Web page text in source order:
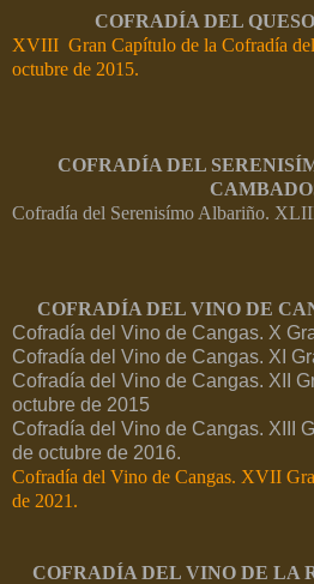
COFRADÍA DEL
XVIII Gran Capítulo de la Cofradía
octubre de 2015.
COFRADÍA DEL
Cofradía del Serenisímo Albariño.
COFRADÍA DEL VINO DE
Cofradía del Vino de Cangas. X
Cofradía del Vino de Cangas. XI
Cofradía del Vino de Cangas. XII
octubre de 2015
Cofradía del Vino de Cangas. XIII
de octubre de 2016.
Cofradía del Vino de Cangas. XVII
de 2021.
COFRADÍA DEL VINO DE LA